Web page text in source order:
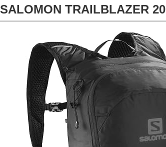
TRAILBLAZER 20